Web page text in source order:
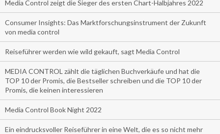
Media Control zeigt die Sieger des ersten Chart-Halbjahres 2022
Consumer Insights: Das Marktforschungsinstrument der Zukunft
von media control
Reiseführer werden wie wild gekauft, sagt Media Control
MEDIA CONTROL zählt die täglichen Buchverkäufe und hat die
TOP 10 der Promis, die Bestseller schreiben und die TOP 10 der
Promis, die keinen interessieren
Media Control Book Night 2022
Ein eindrucksvoller Reiseführer in eine Welt, die es so nicht mehr